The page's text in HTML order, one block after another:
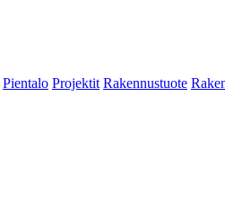
Pientalo Projektit Rakennustuote